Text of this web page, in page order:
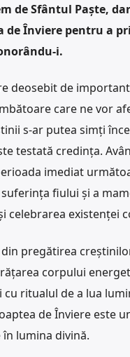
de Sfântul Paște,
de Înviere pentru a
i.
deosebit de
care ne vor
s-ar putea simți
testată credința.
imediat
fiului și a
celebrarea existenței
pregătirea
corpului
cu ritualul de a lua
de Înviere este
în lumina divină.